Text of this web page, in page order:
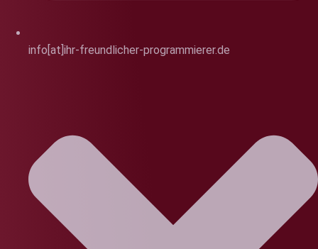
info[at]ihr-freundlicher-programmierer.de